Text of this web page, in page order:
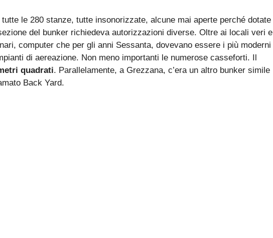
le 280 stanze, tutte insonorizzate, alcune mai aperte perché dotate
del bunker richiedeva autorizzazioni diverse. Oltre ai locali veri e
computer che per gli anni Sessanta, dovevano essere i più moderni
di aereazione. Non meno importanti le numerose casseforti. Il
quadrati. Parallelamente, a Grezzana, c’era un altro bunker simile
Back Yard.